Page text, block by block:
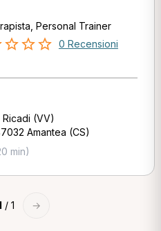
Personal Trainer
0 Recensioni
(VV)
Amantea (CS)
min)
/ 1 →